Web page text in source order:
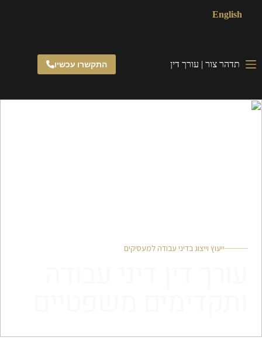
English
תדהר צור | עורך דין התקשרו עכשיו
ייעוץ וייצוג בדיני עבודה למעסיקים